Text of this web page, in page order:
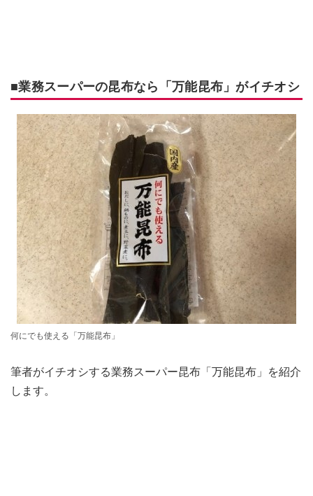
■業務スーパーの昆布なら「 万能昆布」がイチオシ
何にでも使える「万能昆布」
筆者がイチオシする業務スーパー昆布「万能昆布」を紹介
します。